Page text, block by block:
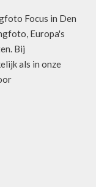
Focus in Den
Europa's
Bij
als in onze